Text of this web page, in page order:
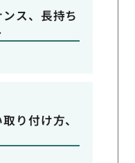
ス、長持ち
り付け方、